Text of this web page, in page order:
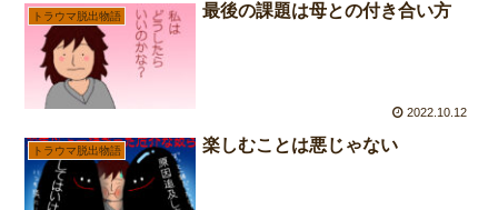
トラウマ脱出物語 最後の課題は母との付き合い方
2022.10.12
トラウマ脱出物語 楽しむことは悪じゃない